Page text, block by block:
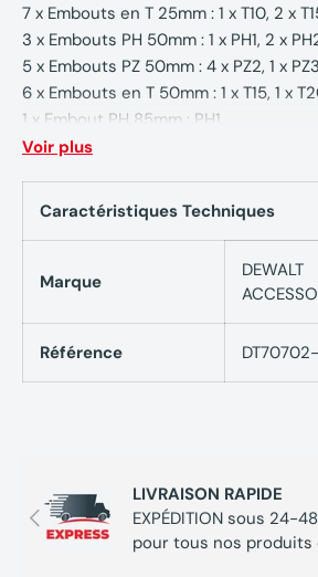
7 x Embouts en T 25mm : 1 x T10, 2 x
3 x Embouts PH 50mm : 1 x PH1, 2 x
5 x Embouts PZ 50mm : 4 x PZ2, 1 x PZ3
6 x Embouts en T 50mm : 1 x T15, 1 x
1 x Embout PH 85mm : PH1
1 x Embout PZ 85mm : PZ2
1 x Cassette Tough case
Voir plus
Caractéristiques Techniques
Marque
DEWALT
Référence
Précédent
LIVRAISON RAPIDE
EXPÉDITION sous 24-
pour tous nos produits